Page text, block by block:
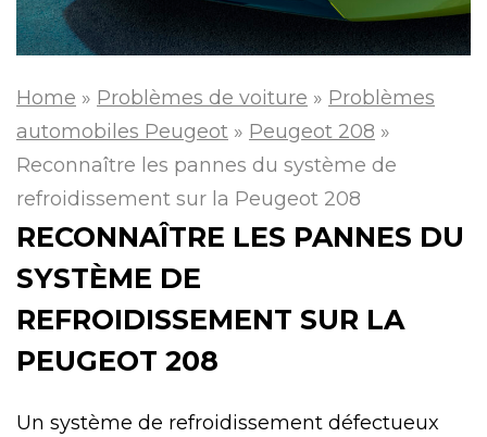
Home » Problèmes de voiture » Problèmes
automobiles Peugeot » Peugeot 208 »
Reconnaître les pannes du système de
refroidissement sur la Peugeot 208
RECONNAÎTRE LES PANNES DU
SYSTÈME DE
REFROIDISSEMENT SUR LA
PEUGEOT 208
Un système de refroidissement défectueux